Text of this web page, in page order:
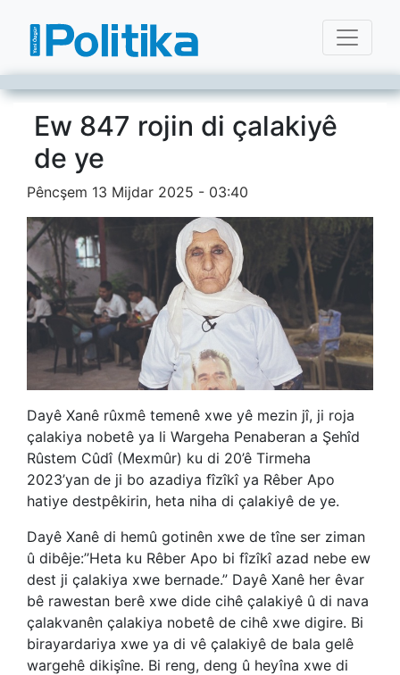
Ew 847 rojin di çalakiyê
de ye
Pêncşem 13 Mijdar 2025 - 03:40
Dayê Xanê rûxmê temenê xwe yê mezin jî, ji roja
çalakiya nobetê ya li Wargeha Penaberan a Şehîd
Rûstem Cûdî (Mexmûr) ku di 20’ê Tirmeha
2023’yan de ji bo azadiya fîzîkî ya Rêber Apo
hatiye destpêkirin, heta niha di çalakiyê de ye.
Dayê Xanê di hemû gotinên xwe de tîne ser ziman
û dibêje:’’Heta ku Rêber Apo bi fîzîkî azad nebe ew
dest ji çalakiya xwe bernade.” Dayê Xanê her êvar
bê rawestan berê xwe dide cihê çalakiyê û di nava
çalakvanên çalakiya nobetê de cihê xwe digire. Bi
birayardariya xwe ya di vê çalakiyê de bala gelê
wargehê dikişîne. Bi reng, deng û heyîna xwe di